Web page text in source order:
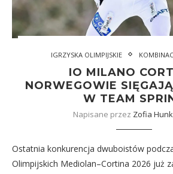
IGRZYSKA OLIMPIJSKIE
IO MILANO
NORWEGOWIE
W TEAM
Napisane przez Zofia
Ostatnia konkurencja dwuboistów
Olimpijskich Mediolan–Cortina 2026 już